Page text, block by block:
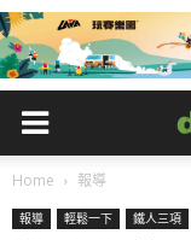
Home 報導
報導 輕鬆一下 鐵人三項